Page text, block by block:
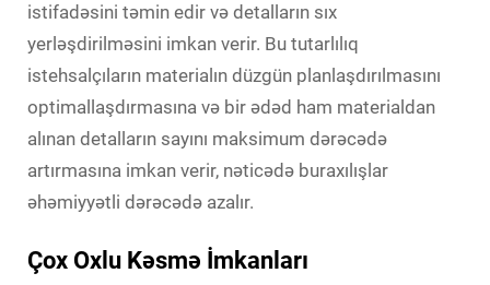
istifadəsini təmin edir və detalların sıx
yerləşdirilməsini imkan verir. Bu tutarlılıq
istehsalçıların materialın düzgün planlaşdırılmasını
optimallaşdırmasına və bir ədəd ham materialdan
alınan detalların sayını maksimum dərəcədə
artırmasına imkan verir, nəticədə buraxılışlar
əhəmiyyətli dərəcədə azalır.
Çox Oxlu Kəsmə İmkanları